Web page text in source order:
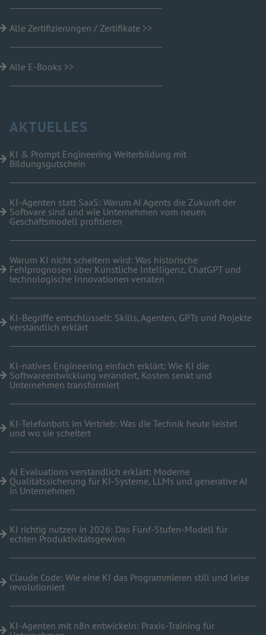
Alle Zertifizierungen / Zertifikate >>
Alle E-Books >>
AKTUELLES
KI & Prompt Engineering Weiterbildung mit
Bildungsgutschein
KI-Agenten statt SaaS: Warum AI Agents die Zukunft der
Software sind und wie Unternehmen vom neuen
Geschäftsmodell profitieren
Warum KI nicht scheitern wird: Was historische
Fehlprognosen über Künstliche Intelligenz, ChatGPT und
technologische Innovationen verraten
KI-Begriffe entschlüsselt: Skills, Agenten, GPTs und Projekte
verständlich erklärt
KI-natives Engineering einfach erklärt: Wie KI die
Softwareentwicklung verändert, Kosten senkt und
Unternehmen transformiert
KI-Telefonbots im Vertrieb: Was die Technik heute leistet
und wo sie scheitert
AI Evaluations verständlich erklärt: Moderne
Qualitätssicherung für KI-Systeme, LLMs und generative AI
in Unternehmen
KI richtig nutzen in 2026: Das Fünf-Stufen-Modell für
echten Produktivitätsgewinn
Claude Code: Wie eine KI das Programmieren still und leise
revolutioniert
KI-Agenten mit n8n entwickeln: Praxis-Training für